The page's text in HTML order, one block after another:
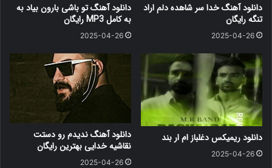
دانلود آهنگ خدا سر شاهده دلم اراد
تنگه رایگان
2025-04-26
دانلود آهنگ ﺗﻮ ﺑﺎﺷﻰ ﺑﺎرون ﺑﻴﺎد ﺑﻪ
ﺑﻪ کامل MP3 رایگان
2025-04-26
دانلود ریمیکس دغلباز ام ار بند
2025-04-26
دانلود آهنگ ندیدم رو دستت
نقاشیه خدایی بهترین رایگان
2025-04-26